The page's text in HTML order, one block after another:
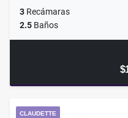
3 Recámaras
2.5 Baños
CLAUDETTE